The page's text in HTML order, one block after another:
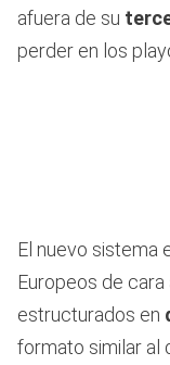
afuera de su
perder en los
El nuevo sistema
Europeos de
estructurados en
formato similar al